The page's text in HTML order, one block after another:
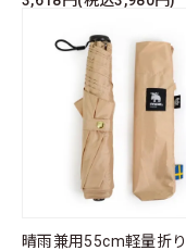
晴雨兼用55cm軽量折